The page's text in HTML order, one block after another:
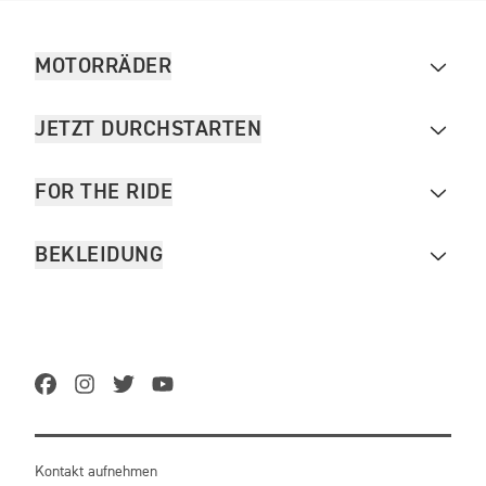
MOTORRÄDER
JETZT DURCHSTARTEN
FOR THE RIDE
BEKLEIDUNG
Kontakt aufnehmen